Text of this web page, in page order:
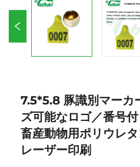
7.5*5.8 豚識別マーカ
ズ可能なロゴ／番号
畜産動物用ポリウレ
レーザー印刷